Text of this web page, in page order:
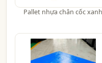
Pallet nhựa chân cốc xanh